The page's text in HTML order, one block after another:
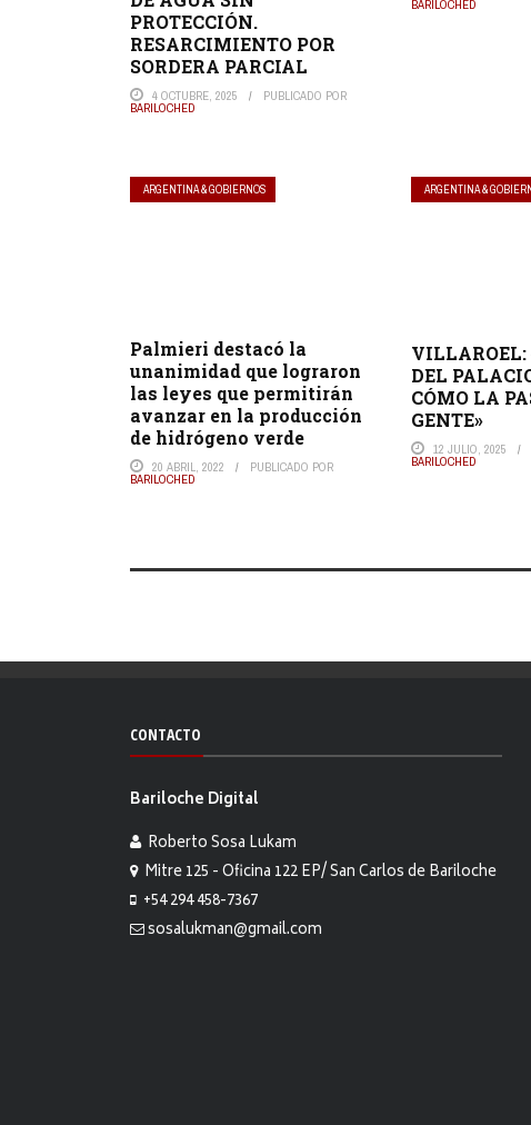
PROTECCIÓN.
RESARCIMIENTO POR
SORDERA PARCIAL
4 OCTUBRE, 2025 PUBLICADO POR
BARILOCHED
BARILOCHED
ARGENTINA & GOBIERNOS
Palmieri destacó la
unanimidad que lograron
las leyes que permitirán
avanzar en la producción
de hidrógeno verde
20 ABRIL, 2022 PUBLICADO POR
BARILOCHED
ARGENTINA &
VILLAROEL:
DEL
CÓMO LA
GENTE»
12 JULIO, 2025
BARILOCHED
CONTACTO
Bariloche Digital
Roberto Sosa Lukam
Mitre 125 - Oficina 122 EP/ San Carlos de Bariloche
+54 294 458-7367
sosalukman@gmail.com